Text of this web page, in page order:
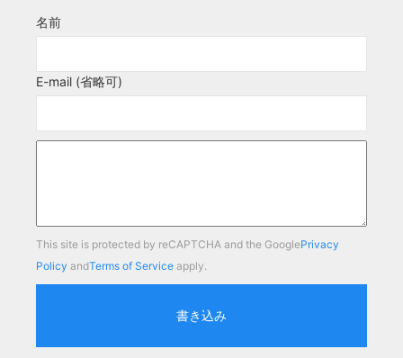
名前
E-mail (省略可)
This site is protected by reCAPTCHA and the GooglePrivacy
Policy andTerms of Service apply.
書き込み